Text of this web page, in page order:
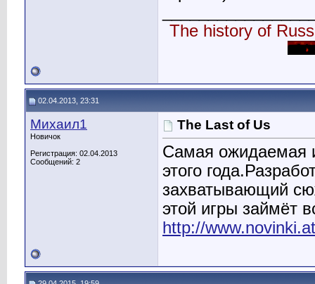
The history of
02.04.2013, 23:31
Михаил1
Новичок
Регистрация: 02.04.2013
Сообщений: 2
The Last of Us
Самая ожидаемая
этого
захватывающий
этой игры займёт
http://